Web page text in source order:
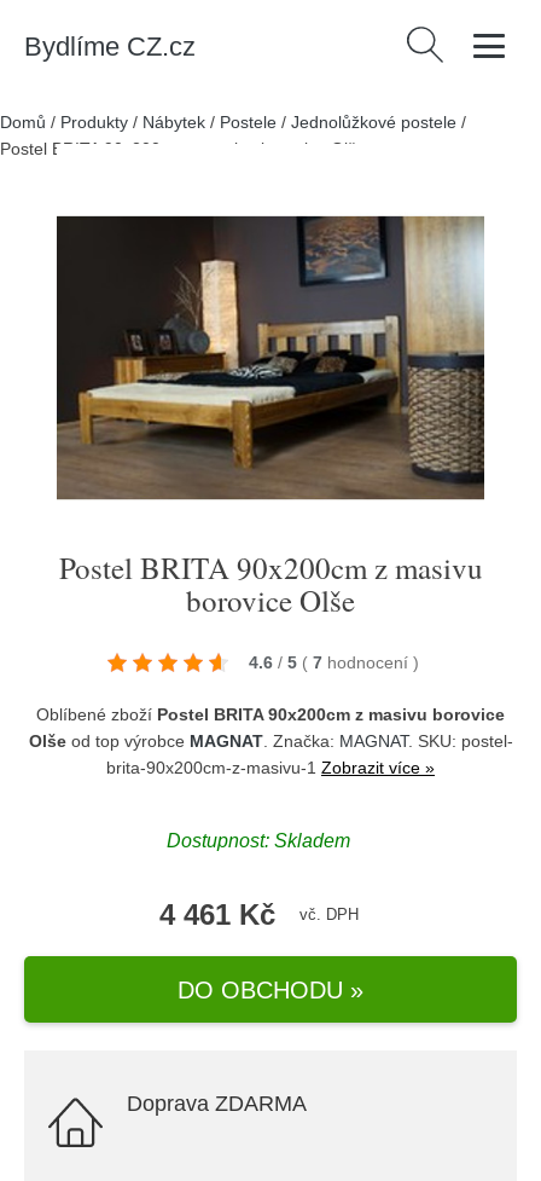
Bydlíme CZ.cz Vyhledávání
Domů / Produkty / Nábytek / Postele / Jednolůžkové postele /
Postel BRITA 90x200cm z masivu borovice Olše
Postel BRITA 90x200cm z masivu
borovice Olše
4.6 / 5 ( 7 hodnocení )
Oblíbené zboží Postel BRITA 90x200cm z masivu borovice
Olšeod top výrobce MAGNAT. Značka: MAGNAT. SKU: postel-
brita-90x200cm-z-masivu-1 Zobrazit více »
Dostupnost: Skladem
4 461 Kč vč. DPH
DO OBCHODU »
Doprava ZDARMA